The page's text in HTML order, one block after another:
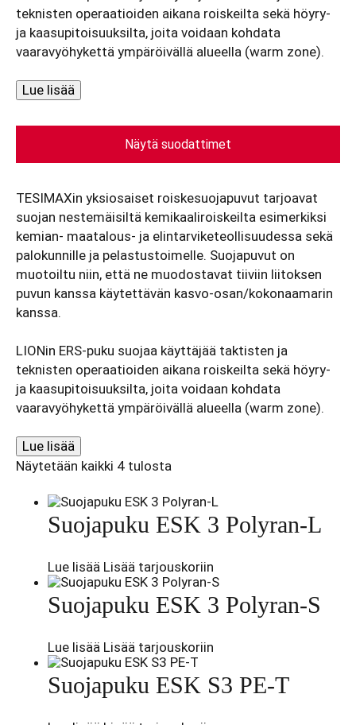
teknisten operaatioiden aikana roiskeilta sekä höyry-
ja kaasupitoisuuksilta, joita voidaan kohdata
vaaravyöhykettä ympäröivällä alueella (warm zone).
Lue lisää
Näytä suodattimet
TESIMAXin yksiosaiset roiskesuojapuvut tarjoavat
suojan nestemäisiltä kemikaaliroiskeilta esimerkiksi
kemian- maatalous- ja elintarviketeollisuudessa sekä
palokunnille ja pelastustoimelle. Suojapuvut on
muotoiltu niin, että ne muodostavat tiiviin liitoksen
puvun kanssa käytettävän kasvo-osan/kokonaamarin
kanssa.
LIONin ERS-puku suojaa käyttäjää taktisten ja
teknisten operaatioiden aikana roiskeilta sekä höyry-
ja kaasupitoisuuksilta, joita voidaan kohdata
vaaravyöhykettä ympäröivällä alueella (warm zone).
Lue lisää
Näytetään kaikki 4 tulosta
Suojapuku ESK 3 Polyran-L
Lue lisää Lisää tarjouskoriin
Suojapuku ESK 3 Polyran-S
Lue lisää Lisää tarjouskoriin
Suojapuku ESK S3 PE-T